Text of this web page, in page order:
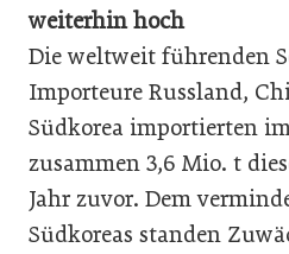
weiterhin hoch
Die weltweit führenden
Importeure Russland,
Südkorea importierten
zusammen 3,6 Mio. t
Jahr zuvor. Dem
Südkoreas standen